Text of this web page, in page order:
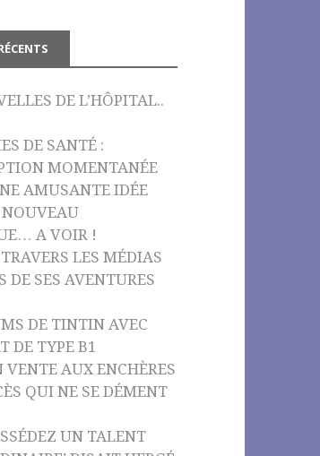
t
n
e
C
a
n
el
DE L’HÔPITAL..
DE SANTÉ :
MOMENTANÉE
AMUSANTE IDÉE
A VOIR !
LES MÉDIAS
DE SES AVENTURES
DE TINTIN AVEC
DE TYPE B1
VENTE AUX ENCHÈRES
QUI NE SE DÉMENT
UN TALENT